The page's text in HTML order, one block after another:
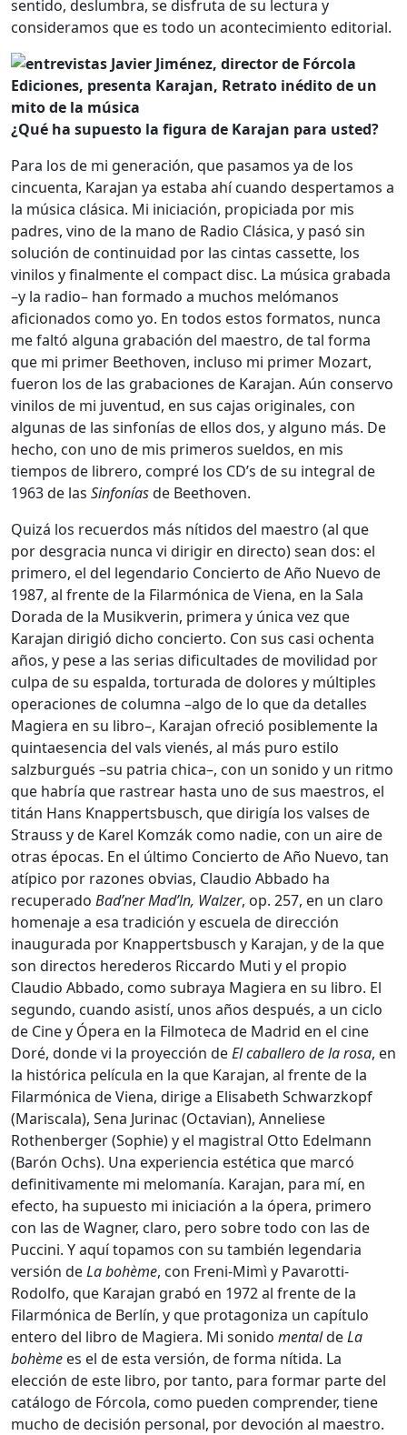
sentido, deslumbra, se disfruta de su lectura y
consideramos que es todo un acontecimiento editorial.
¿Qué ha supuesto la figura de Karajan para usted?
Para los de mi generación, que pasamos ya de los
cincuenta, Karajan ya estaba ahí cuando despertamos a
la música clásica. Mi iniciación, propiciada por mis
padres, vino de la mano de Radio Clásica, y pasó sin
solución de continuidad por las cintas cassette, los
vinilos y finalmente el compact disc. La música grabada
–y la radio– han formado a muchos melómanos
aficionados como yo. En todos estos formatos, nunca
me faltó alguna grabación del maestro, de tal forma
que mi primer Beethoven, incluso mi primer Mozart,
fueron los de las grabaciones de Karajan. Aún conservo
vinilos de mi juventud, en sus cajas originales, con
algunas de las sinfonías de ellos dos, y alguno más. De
hecho, con uno de mis primeros sueldos, en mis
tiempos de librero, compré los CD’s de su integral de
1963 de las Sinfoníasde Beethoven.
Quizá los recuerdos más nítidos del maestro (al que
por desgracia nunca vi dirigir en directo) sean dos: el
primero, el del legendario Concierto de Año Nuevo de
1987, al frente de la Filarmónica de Viena, en la Sala
Dorada de la Musikverin, primera y única vez que
Karajan dirigió dicho concierto. Con sus casi ochenta
años, y pese a las serias dificultades de movilidad por
culpa de su espalda, torturada de dolores y múltiples
operaciones de columna –algo de lo que da detalles
Magiera en su libro–, Karajan ofreció posiblemente la
quintaesencia del vals vienés, al más puro estilo
salzburgués –su patria chica–, con un sonido y un ritmo
que habría que rastrear hasta uno de sus maestros, el
titán Hans Knappertsbusch, que dirigía los valses de
Strauss y de Karel Komzák como nadie, con un aire de
otras épocas. En el último Concierto de Año Nuevo, tan
atípico por razones obvias, Claudio Abbado ha
recuperado Bad’ner Mad’ln, Walzer, op. 257, en un claro
homenaje a esa tradición y escuela de dirección
inaugurada por Knappertsbusch y Karajan, y de la que
son directos herederos Riccardo Muti y el propio
Claudio Abbado, como subraya Magiera en su libro. El
segundo, cuando asistí, unos años después, a un ciclo
de Cine y Ópera en la Filmoteca de Madrid en el cine
Doré, donde vi la proyección deEl caballero de la rosa, en
la histórica película en la que Karajan, al frente de la
Filarmónica de Viena, dirige a Elisabeth Schwarzkopf
(Mariscala), Sena Jurinac (Octavian), Anneliese
Rothenberger (Sophie) y el magistral Otto Edelmann
(Barón Ochs). Una experiencia estética que marcó
definitivamente mi melomanía. Karajan, para mí, en
efecto, ha supuesto mi iniciación a la ópera, primero
con las de Wagner, claro, pero sobre todo con las de
Puccini. Y aquí topamos con su también legendaria
versión deLa bohème, con Freni-Mimì y Pavarotti-
Rodolfo, que Karajan grabó en 1972 al frente de la
Filarmónica de Berlín, y que protagoniza un capítulo
entero del libro de Magiera. Mi sonido mentaldeLa
bohème es el de esta versión, de forma nítida. La
elección de este libro, por tanto, para formar parte del
catálogo de Fórcola, como pueden comprender, tiene
mucho de decisión personal, por devoción al maestro.